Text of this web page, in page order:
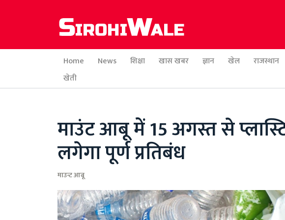
Home News शिक्षा खास खबर ज्ञान खेल राजस्थान
खेती
माउंट आबू में 15 अगस्त से
लगेगा पूर्ण प्रतिबंध
माउन्ट आबू